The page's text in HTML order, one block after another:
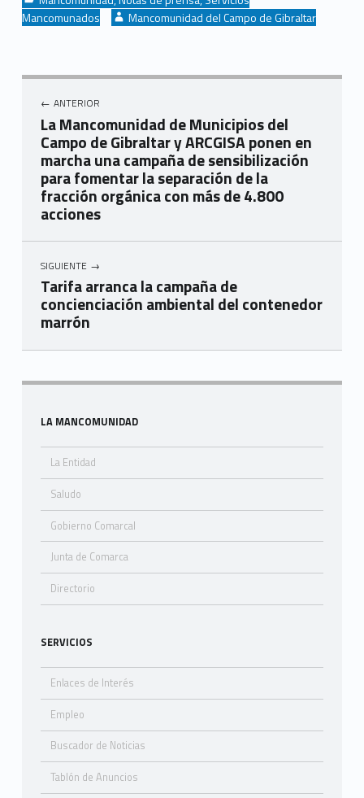
Mancomunados
Written by:
Mancomunidad del Campo de Gibraltar
ANTERIOR
La Mancomunidad de Municipios del
Campo de Gibraltar y ARCGISA ponen en
marcha una campaña de sensibilización
para fomentar la separación de la
fracción orgánica con más de 4.800
acciones
SIGUIENTE
Tarifa arranca la campaña de
concienciación ambiental del contenedor
marrón
Sidebar
LA MANCOMUNIDAD
La Entidad
Saludo
Gobierno Comarcal
Junta de Comarca
Directorio
SERVICIOS
Enlaces de Interés
Empleo
Buscador de Noticias
Tablón de Anuncios